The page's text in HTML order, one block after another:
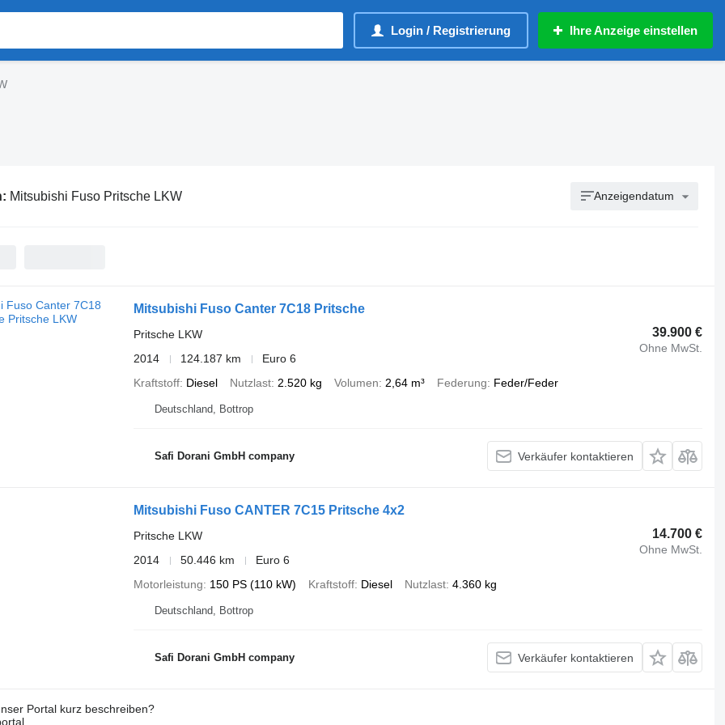
Login / Registrierung Ihre Anzeige einstellen
Mitsubishi Fuso Pritsche LKW Anzeigendatum
Mitsubishi Fuso Canter 7C18 Pritsche
39.900 €
Ohne MwSt.
Pritsche LKW
2014
124.187 km
Euro 6
Kraftstoff Diesel Nutzlast 2.520 kg Volumen 2,64 m³ Federung Feder/Feder
Deutschland, Bottrop
Safi Dorani GmbH company Verkäufer kontaktieren
Mitsubishi Fuso CANTER 7C15 Pritsche 4x2
14.700 €
Ohne MwSt.
Pritsche LKW
2014
50.446 km
Euro 6
Motorleistung
150 PS (110 kW) Kraftstoff Diesel Nutzlast 4.360 kg
Deutschland, Bottrop
Safi Dorani GmbH company Verkäufer kontaktieren
Portal kurz beschreiben?